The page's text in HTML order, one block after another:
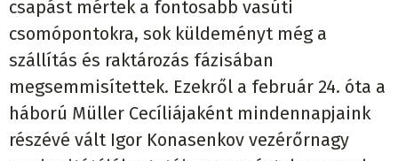
csomópontokra, sok küldeményt még a
szállítás és raktározás fázisában
megsemmisítettek. Ezekről a február 24. óta a
háború Müller Cecíliájaként mindennapjaink
részévé vált Igor Konasenkov vezérőrnagy
napi sajtótájékoztatóin rezzenéstelen arccal